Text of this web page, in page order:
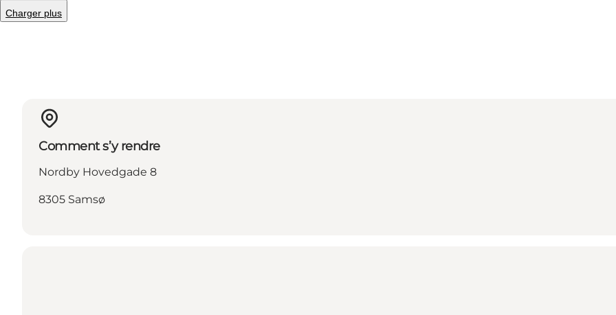
Charger plus
En savoir plus
Comment s’y rendre
Nordby Hovedgade 8
8305 Samsø